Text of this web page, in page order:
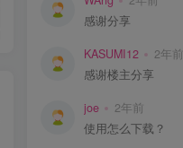
感谢分享
KASUMI12 2年前
感谢楼主分享
joe 2年前
使用怎么下载？